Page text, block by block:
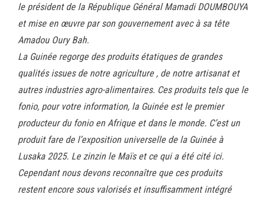
le président de la République Général Mamadi DOUMBOUYA
et mise en œuvre par son gouvernement avec à sa tête
Amadou Oury Bah.
La Guinée regorge des produits étatiques de grandes
qualités issues de notre agriculture , de notre artisanat et
autres industries agro-alimentaires. Ces produits tels que le
fonio, pour votre information, la Guinée est le premier
producteur du fonio en Afrique et dans le monde. C’est un
produit fare de l’exposition universelle de la Guinée à
Lusaka 2025. Le zinzin le Maïs et ce qui a été cité ici.
Cependant nous devons reconnaître que ces produits
restent encore sous valorisés et insuffisamment intégré